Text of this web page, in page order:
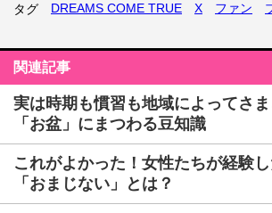
タグ DREAMS COME TRUE X ファン
関連記事
実は時期も慣習も地域によってさま
「お盆」にまつわる豆知識
これがよかった！女性たちが経験
「おまじない」とは？